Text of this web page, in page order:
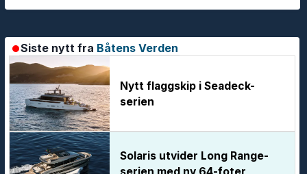
Siste nytt fra Båtens Verden
Nytt flaggskip i Seadeck-
serien
Solaris utvider Long Range-